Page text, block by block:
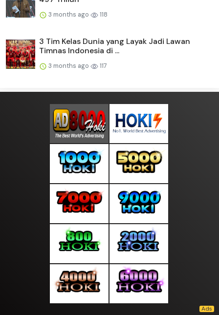
3 months ago 118
3 Tim Kelas Dunia yang Layak Jadi Lawan
Timnas Indonesia di ...
3 months ago 117